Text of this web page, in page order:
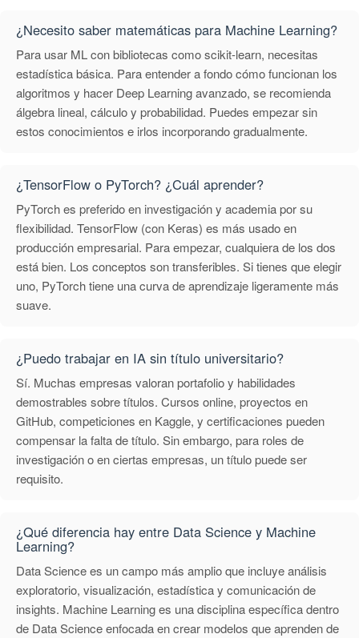
¿Necesito saber matemáticas para Machine Learning?
Para usar ML con bibliotecas como scikit-learn, necesitas
estadística básica. Para entender a fondo cómo funcionan los
algoritmos y hacer Deep Learning avanzado, se recomienda
álgebra lineal, cálculo y probabilidad. Puedes empezar sin
estos conocimientos e irlos incorporando gradualmente.
¿TensorFlow o PyTorch? ¿Cuál aprender?
PyTorch es preferido en investigación y academia por su
flexibilidad. TensorFlow (con Keras) es más usado en
producción empresarial. Para empezar, cualquiera de los dos
está bien. Los conceptos son transferibles. Si tienes que elegir
uno, PyTorch tiene una curva de aprendizaje ligeramente más
suave.
¿Puedo trabajar en IA sin título universitario?
Sí. Muchas empresas valoran portafolio y habilidades
demostrables sobre títulos. Cursos online, proyectos en
GitHub, competiciones en Kaggle, y certificaciones pueden
compensar la falta de título. Sin embargo, para roles de
investigación o en ciertas empresas, un título puede ser
requisito.
¿Qué diferencia hay entre Data Science y Machine
Learning?
Data Science es un campo más amplio que incluye análisis
exploratorio, visualización, estadística y comunicación de
insights. Machine Learning es una disciplina específica dentro
de Data Science enfocada en crear modelos que aprenden de